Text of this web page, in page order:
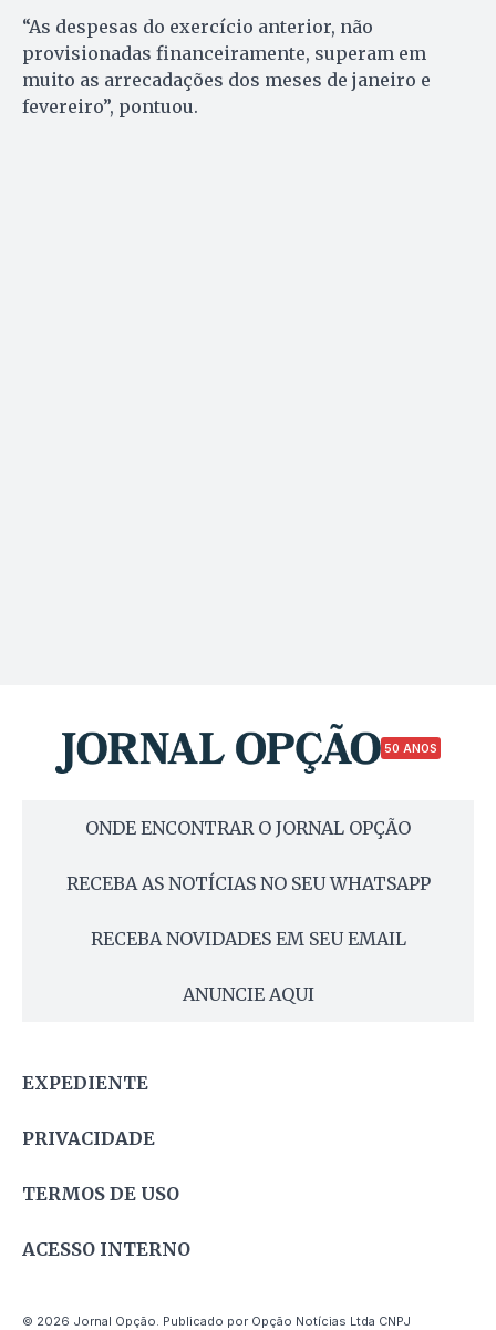
“As despesas do exercício anterior, não
provisionadas financeiramente, superam em
muito as arrecadações dos meses de janeiro e
fevereiro”, pontuou.
50 ANOS
ONDE ENCONTRAR O JORNAL OPÇÃO
RECEBA AS NOTÍCIAS NO SEU WHATSAPP
RECEBA NOVIDADES EM SEU EMAIL
ANUNCIE AQUI
EXPEDIENTE
PRIVACIDADE
TERMOS DE USO
ACESSO INTERNO
© 2026 Jornal Opção. Publicado por Opção Notícias Ltda CNPJ